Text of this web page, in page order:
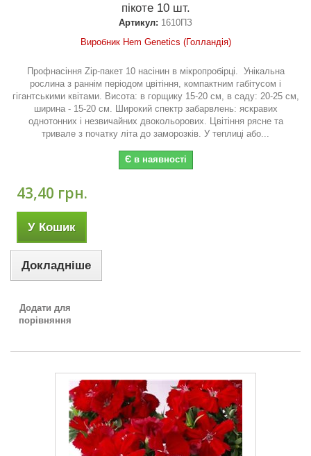
пікоте 10 шт.
Артикул: 1610ПЗ
Виробник Hem Genetics (Голландія)
Профнасіння Zip-пакет 10 насінин в мікропробірці. Унікальна
рослина з раннім періодом цвітіння, компактним габітусом і
гігантськими квітами. Висота: в горщику 15-20 см, в саду: 20-25 см,
ширина - 15-20 см. Широкий спектр забарвлень: яскравих
однотонних і незвичайних двокольорових. Цвітіння рясне та
тривале з початку літа до заморозків. У теплиці або...
Є в наявності
43,40 грн.
У Кошик
Докладніше
Додати для
порівняння